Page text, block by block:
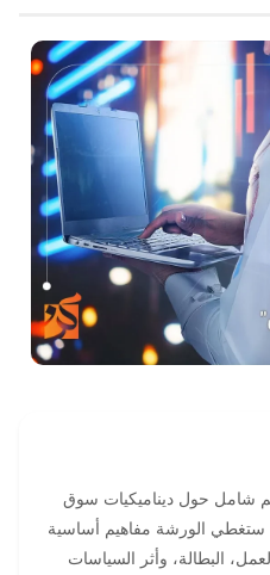
شامل حول ديناميكيات سوق
ستغطي الورشة مفاهيم أساسية
البطالة، وأثر السياسات